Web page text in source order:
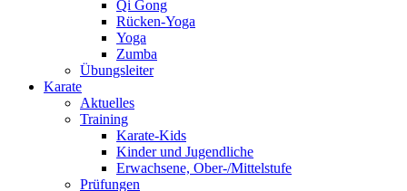
Qi Gong
Rücken-Yoga
Yoga
Zumba
Übungsleiter
Karate
Aktuelles
Training
Karate-Kids
Kinder und Jugendliche
Erwachsene, Ober-/Mittelstufe
Prüfungen